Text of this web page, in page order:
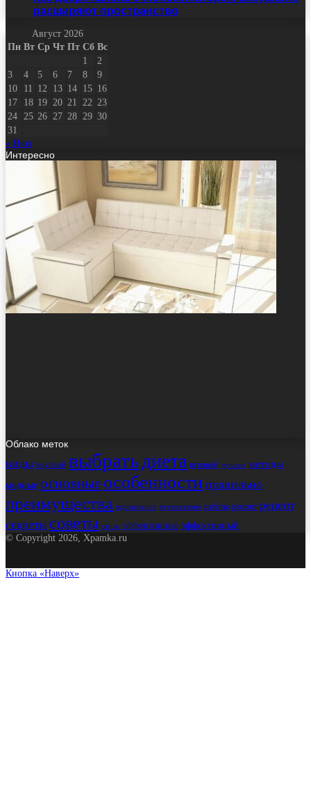
расширяют пространство
Август 2026
Пн Вт Ср Чт Пт Сб Вс
1
2
3
4 5 6 7 8
9
10
11 12 13 14 15 16
17
18 19 20 21 22 23
24 25 26 27 28 29 30
31
« Июл
Интересно
Облако меток
виды вкусный выбратьдиета игровой лучшие методы
модные основные особенности правильно
преимущества применение путешествие работы ремонт рецепт
секреты советы стиль эффективные эффективный
© Copyright 2026, Xpamka.ru
Кнопка «Наверх»